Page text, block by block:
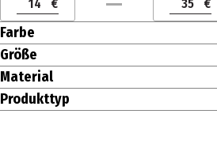
Preis (€) ab
€
Preis
€
Farbe
Größe
Material
Produkttyp